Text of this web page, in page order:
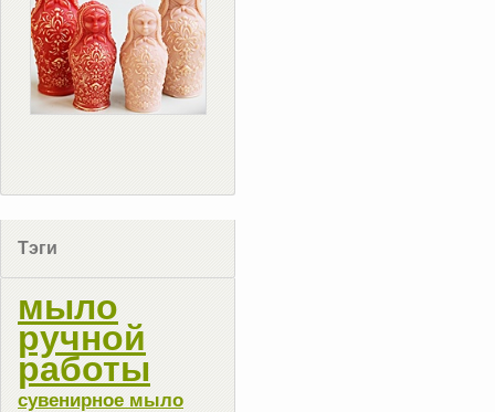
Тэги
мыло
ручной
работы
сувенирное мыло